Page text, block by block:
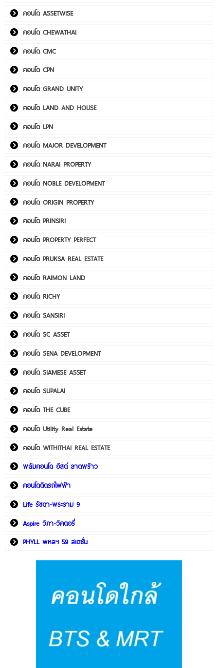
คอนโด ASSETWISE
คอนโด CHEWATHAI
คอนโด CMC
คอนโด CPN
คอนโด GRAND UNITY
คอนโด LAND AND HOUSE
คอนโด LPN
คอนโด MAJOR DEVELOPMENT
คอนโด NARAI PROPERTY
คอนโด NOBLE DEVELOPMENT
คอนโด ORIGIN PROPERTY
คอนโด PRINSIRI
คอนโด PROPERTY PERFECT
คอนโด PRUKSA REAL ESTATE
คอนโด RAIMON LAND
คอนโด RICHY
คอนโด SANSIRI
คอนโด SC ASSET
คอนโด SENA DEVELOPMENT
คอนโด SIAMESE ASSET
คอนโด SUPALAI
คอนโด THE CUBE
คอนโด Utility Real Estate
คอนโด WITHITHAI REAL ESTATE
พลัมคอนโด อีสต์ ลาดพร้าว
คอนโดติดรถไฟฟ้า
Life รัชดา-พระราม 9
Aspire วิภา-วิคตอรี่
PHYLL พหลฯ 59 สเตชั่น